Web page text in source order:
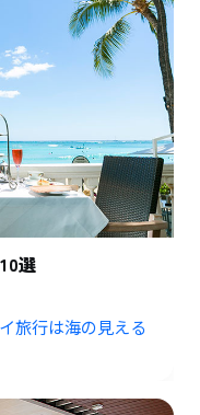
選
旅行は海の見える